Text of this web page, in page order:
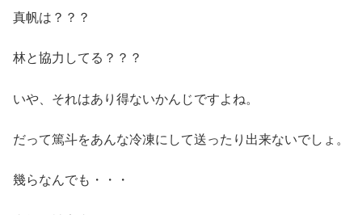
真帆は？？？
林と協力してる？？？
いや、それはあり得ないかんじですよね。
だって篤斗をあんな冷凍にして送ったり出来ないでしょ。
幾らなんでも・・・